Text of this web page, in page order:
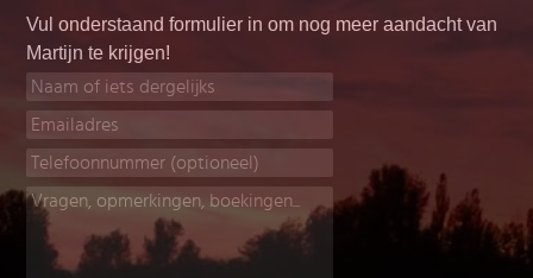
Vul onderstaand formulier in om nog meer aandacht van
Martijn te krijgen!